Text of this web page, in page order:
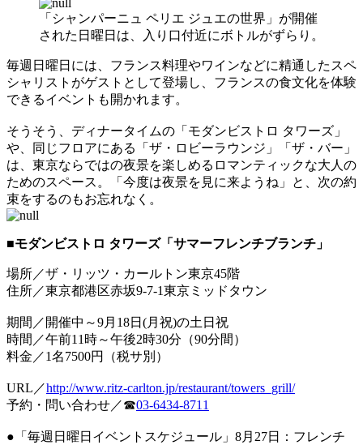
「シャンパーニュ ペリエ ジュエの世界」が開催
された日曜日は、入り口付近にボトルがずらり。
毎週日曜日には、フランス料理やワインなどに精通したスペ
シャリストがゲストとして登場し、フランスの食文化を体験
できるイベントも開かれます。
そうそう、ディナータイムの「モダンビストロ タワーズ」
や、同じフロアにある「ザ・ロビーラウンジ」「ザ・バー」
は、東京ならではの夜景を楽しめるロマンティックな大人の
ためのスペース。「今度は夜景を見に来ようね」と、次の約
束をするのもお忘れなく。
■モダンビストロ タワーズ「サマーフレンチブランチ」
場所／ザ・リッツ・カールトン東京45階
住所／東京都港区赤坂9-7-1東京ミッドタウン
期間／開催中～9月18日(月祝)の土日祝
時間／午前11時～午後2時30分（90分間）
料金／1名7500円（税サ別）
URL／http://www.ritz-carlton.jp/restaurant/towers_grill/
予約・問い合わせ／☎03-6434-8711
●「毎週日曜日イベントスケジュール」8月27日：フレンチ